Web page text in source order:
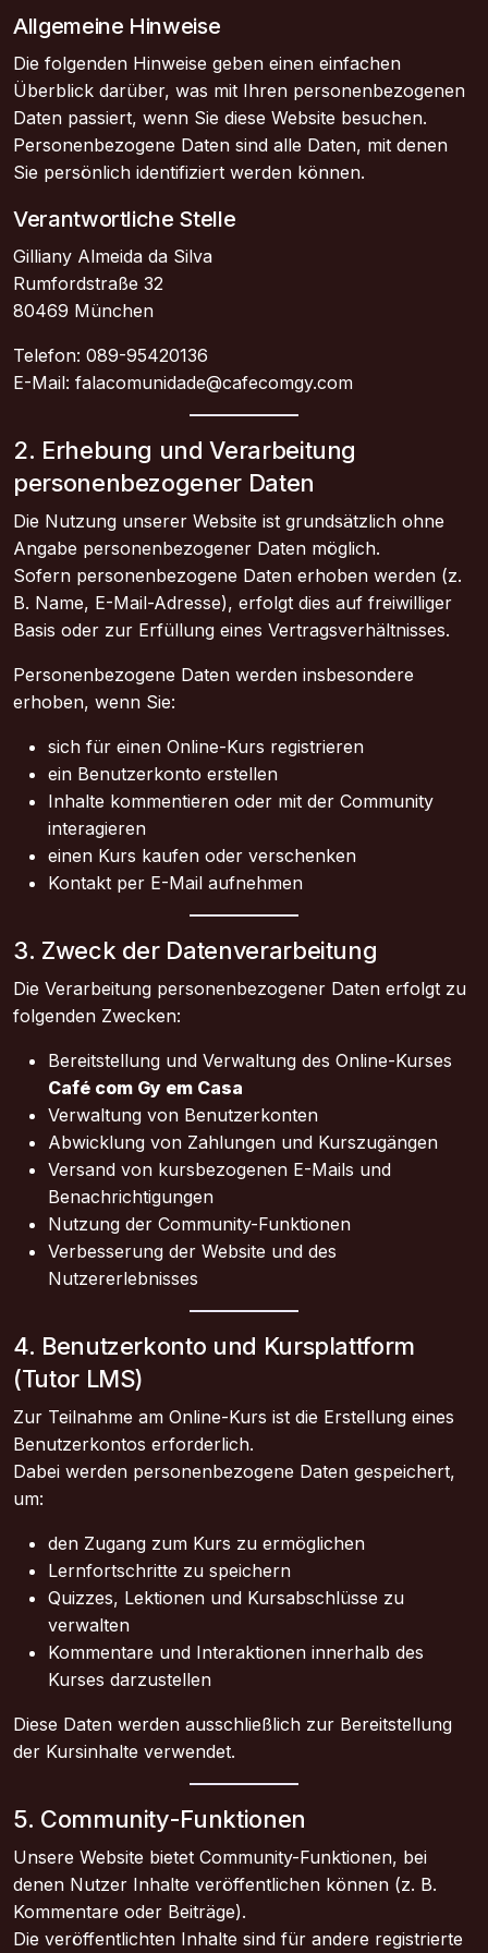
Allgemeine Hinweise
Die folgenden Hinweise geben einen einfachen
Überblick darüber, was mit Ihren personenbezogenen
Daten passiert, wenn Sie diese Website besuchen.
Personenbezogene Daten sind alle Daten, mit denen
Sie persönlich identifiziert werden können.
Verantwortliche Stelle
Gilliany Almeida da Silva
Rumfordstraße 32
80469 München
Telefon: 089-95420136
E-Mail: falacomunidade@cafecomgy.com
2. Erhebung und Verarbeitung
personenbezogener Daten
Die Nutzung unserer Website ist grundsätzlich ohne
Angabe personenbezogener Daten möglich.
Sofern personenbezogene Daten erhoben werden (z.
B. Name, E-Mail-Adresse), erfolgt dies auf freiwilliger
Basis oder zur Erfüllung eines Vertragsverhältnisses.
Personenbezogene Daten werden insbesondere
erhoben, wenn Sie:
sich für einen Online-Kurs registrieren
ein Benutzerkonto erstellen
Inhalte kommentieren oder mit der Community
interagieren
einen Kurs kaufen oder verschenken
Kontakt per E-Mail aufnehmen
3. Zweck der Datenverarbeitung
Die Verarbeitung personenbezogener Daten erfolgt zu
folgenden Zwecken:
Bereitstellung und Verwaltung des Online-Kurses
Café com Gy em Casa
Verwaltung von Benutzerkonten
Abwicklung von Zahlungen und Kurszugängen
Versand von kursbezogenen E-Mails und
Benachrichtigungen
Nutzung der Community-Funktionen
Verbesserung der Website und des
Nutzererlebnisses
4. Benutzerkonto und Kursplattform
(Tutor LMS)
Zur Teilnahme am Online-Kurs ist die Erstellung eines
Benutzerkontos erforderlich.
Dabei werden personenbezogene Daten gespeichert,
um:
den Zugang zum Kurs zu ermöglichen
Lernfortschritte zu speichern
Quizzes, Lektionen und Kursabschlüsse zu
verwalten
Kommentare und Interaktionen innerhalb des
Kurses darzustellen
Diese Daten werden ausschließlich zur Bereitstellung
der Kursinhalte verwendet.
5. Community-Funktionen
Unsere Website bietet Community-Funktionen, bei
denen Nutzer Inhalte veröffentlichen können (z. B.
Kommentare oder Beiträge).
Die veröffentlichten Inhalte sind für andere registrierte